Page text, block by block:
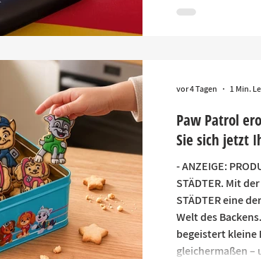
Paw Patrol
Sie sich jetzt
- ANZEIGE:
STÄDTER. Mit
STÄDTER eine
Welt des
begeistert kleine
gleichermaßen
vor 4 Tagen 1 Min.